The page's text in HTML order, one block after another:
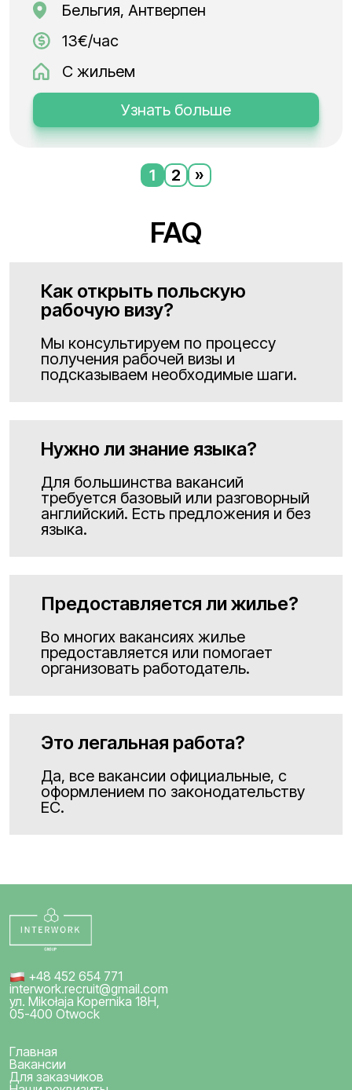
Бельгия, Антверпен
13€/час
С жильем
Узнать больше
1 2 »
FAQ
Как открыть польскую
рабочую визу?
Мы консультируем по процессу
получения рабочей визы и
подсказываем необходимые шаги.
Нужно ли знание языка?
Для большинства вакансий
требуется базовый или разговорный
английский. Есть предложения и без
языка.
Предоставляется ли жилье?
Во многих вакансиях жилье
предоставляется или помогает
организовать работодатель.
Это легальная работа?
Да, все вакансии официальные, с
оформлением по законодательству
ЕС.
+48 452 654 771
interwork.recruit@gmail.com
ул. Mikołaja Kopernika 18H,
05-400 Otwock
Главная
Вакансии
Для заказчиков